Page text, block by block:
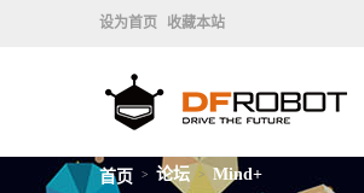
设为首页 收藏本站
首页 > 论坛 > Mind+